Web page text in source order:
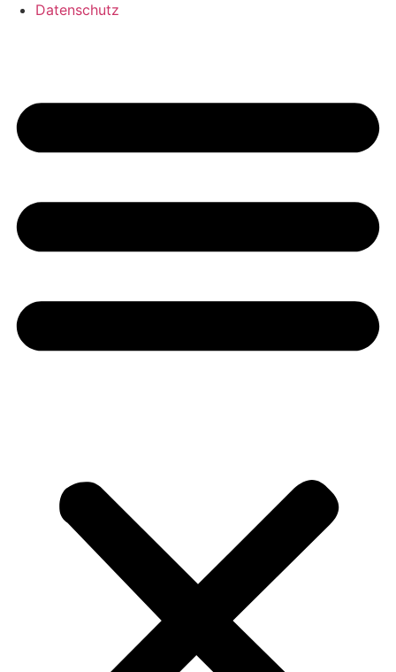
Datenschutz